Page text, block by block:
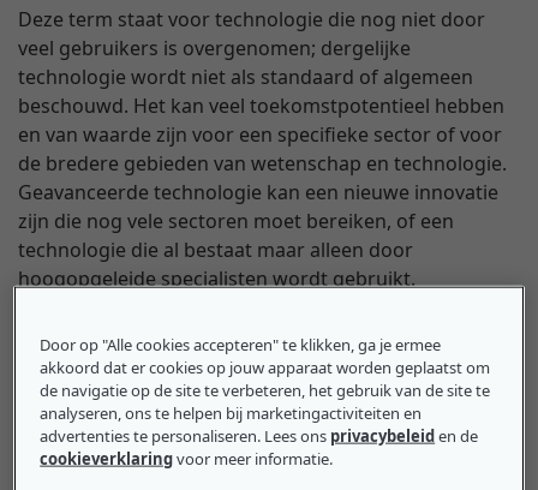
Deze term staat voor technologie die nog niet door
veel gebruikers is overgenomen; dergelijke
technologie wordt niet als standaard of algemeen
beschouwd. Het kan veel toekomstpotentieel hebben
en van waarde zijn voor een specifieke sector of voor
de bredere gebieden van wetenschap en technologie.
Geavanceerde technologie kan een nieuwe innovatie
zijn die nog vele sectoren moet bereiken, of een
technologie die al bestaat maar alleen door
hoogopgeleide specialisten wordt gebruikt.
Wat mkb-bedrijven moeten
weten over de Geavanceerde
technologie
Door op "Alle cookies accepteren" te klikken, ga je ermee
akkoord dat er cookies op jouw apparaat worden geplaatst om
de navigatie op de site te verbeteren, het gebruik van de site te
analyseren, ons te helpen bij marketingactiviteiten en
advertenties te personaliseren. Lees ons privacybeleiden de
cookieverklaringvoor meer informatie.